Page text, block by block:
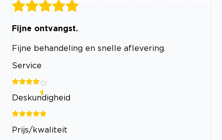
Fijne ontvangst.
Fijne behandeling en snelle aflevering.
Service
Deskundigheid
Prijs/kwaliteit